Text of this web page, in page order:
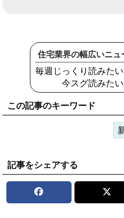
住宅業界の幅広いニ
毎週じっくり読みたい
今スグ読みたい
この記事のキーワード
記事をシェアする